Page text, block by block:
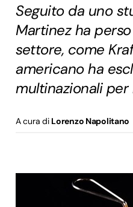
Seguito da uno
Martinez ha
settore, come
americano ha
multinazionali per
A cura di Lorenzo Napolitano